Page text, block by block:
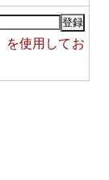
を使用してお